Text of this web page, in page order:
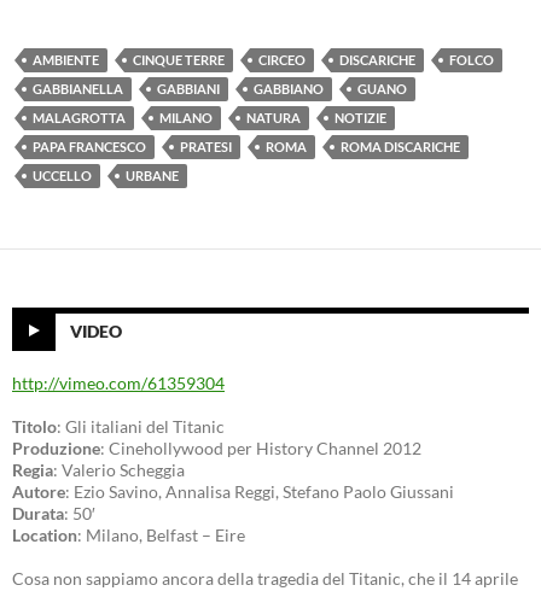
AMBIENTE CINQUE TERRE CIRCEO DISCARICHE
FOLCO
GABBIANELLA
GABBIANI GABBIANO
GUANO
MALAGROTTA
MILANO NATURA
NOTIZIE
PAPA FRANCESCO
PRATESI ROMA
ROMA DISCARICHE
UCCELLO
URBANE
VIDEO
http://vimeo.com/61359304
Titolo: Gli italiani del Titanic
Produzione: Cinehollywood per History Channel 2012
Regia: Valerio Scheggia
Autore: Ezio Savino, Annalisa Reggi, Stefano Paolo Giussani
Durata: 50′
Location: Milano, Belfast – Eire
Cosa non sappiamo ancora della tragedia del Titanic, che il 14 aprile